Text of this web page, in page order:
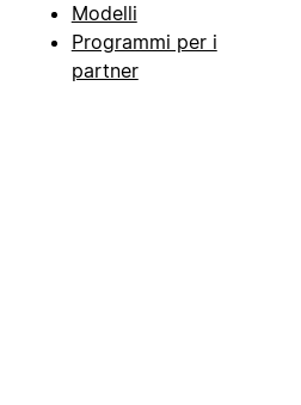
Modelli
Programmi per i
partner